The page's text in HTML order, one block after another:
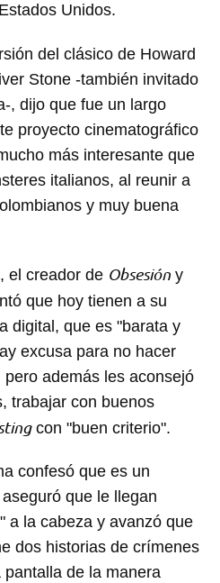
Unidos.
del clásico de Howard
Stone -también invitado
, dijo que fue un largo
proyecto cinematográfico
más interesante que
italianos, al reunir a
y muy buena
el creador de Obsesión y
que hoy tienen a su
digital, que es "barata y
excusa para no hacer
además les aconsejó
trabajar con buenos
con "buen criterio".
confesó que es un
que le llegan
a la cabeza y avanzó que
dos historias de crímenes
de la manera